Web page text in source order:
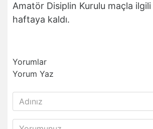
Amatör Disiplin Kurulu maçla ilgili
haftaya kaldı.
Yorumlar
Yorum Yaz